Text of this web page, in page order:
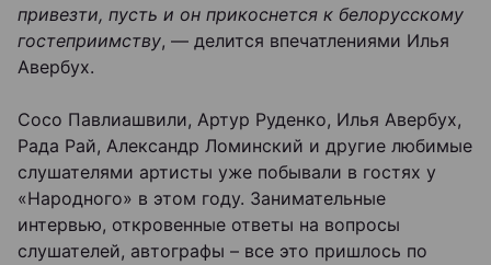
привезти, пусть и он прикоснется к белорусскому
гостеприимству, — делится впечатлениями Илья
Авербух.
Сосо Павлиашвили, Артур Руденко, Илья Авербух,
Рада Рай, Александр Ломинский и другие любимые
слушателями артисты уже побывали в гостях у
«Народного» в этом году. Занимательные
интервью, откровенные ответы на вопросы
слушателей, автографы – все это пришлось по